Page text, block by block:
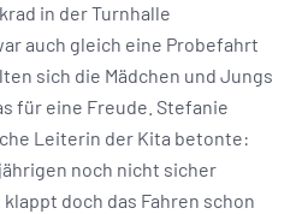
in der Turnhalle
auch gleich eine Probefahrt
sich die Mädchen und Jungs
für eine Freude. Stefanie
Leiterin der Kita betonte:
noch nicht sicher
doch das Fahren schon